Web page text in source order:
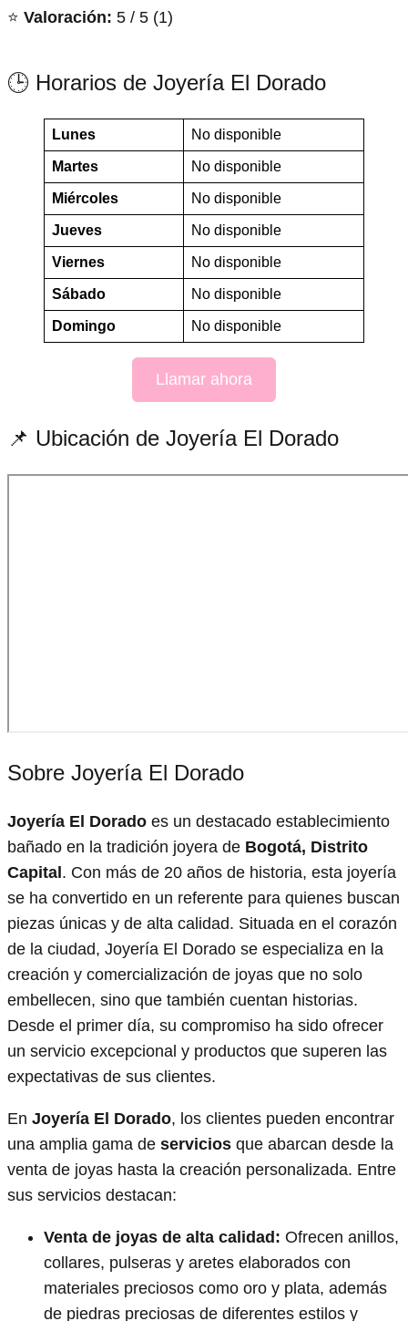
⭐ Valoración: 5 / 5 (1)
🕒 Horarios de Joyería El Dorado
Lunes No disponible
Martes No disponible
Miércoles No disponible
Jueves No disponible
Viernes No disponible
Sábado No disponible
Domingo No disponible
Llamar ahora
📌 Ubicación de Joyería El Dorado
Sobre Joyería El Dorado
Joyería El Dorado es un destacado establecimiento
bañado en la tradición joyera de Bogotá, Distrito
Capital. Con más de 20 años de historia, esta joyería
se ha convertido en un referente para quienes buscan
piezas únicas y de alta calidad. Situada en el corazón
de la ciudad, Joyería El Dorado se especializa en la
creación y comercialización de joyas que no solo
embellecen, sino que también cuentan historias.
Desde el primer día, su compromiso ha sido ofrecer
un servicio excepcional y productos que superen las
expectativas de sus clientes.
En Joyería El Dorado, los clientes pueden encontrar
una amplia gama de servicios que abarcan desde la
venta de joyas hasta la creación personalizada. Entre
sus servicios destacan:
Venta de joyas de alta calidad: Ofrecen anillos,
collares, pulseras y aretes elaborados con
materiales preciosos como oro y plata, además
de piedras preciosas de diferentes estilos y